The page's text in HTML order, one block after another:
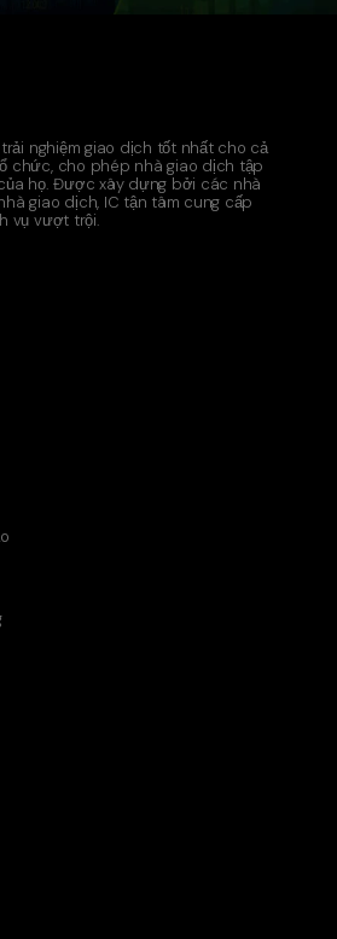
nghiệm giao dịch tốt nhất cho cả
chức, cho phép nhà giao dịch tập
họ. Được xây dựng bởi các nhà
giao dịch, IC tận tâm cung cấp
vụ vượt trội.